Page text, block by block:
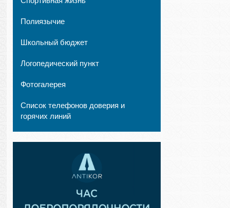
Полиязычие
Школьный бюджет
Логопедический пункт
Фотогалерея
Список телефонов доверия и
горячих линий